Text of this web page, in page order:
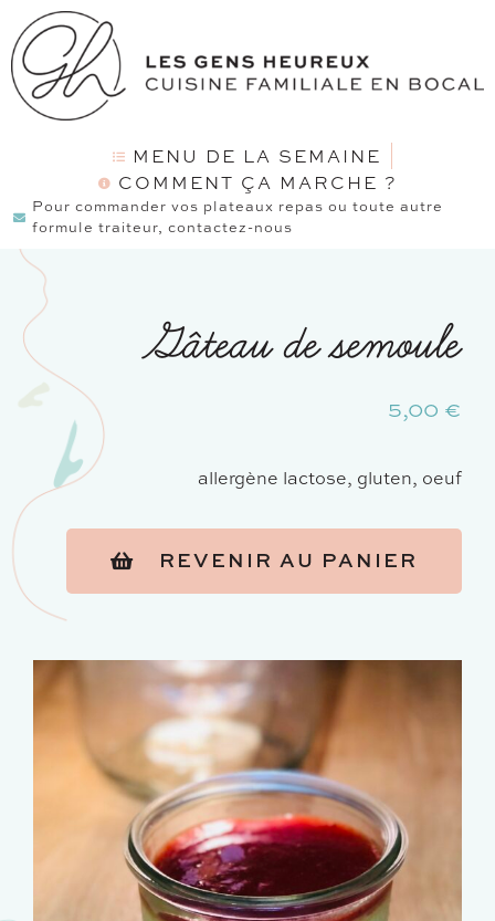
MENU DE LA SEMAINE
COMMENT ÇA MARCHE ?
Pour commander vos plateaux repas ou toute autre
formule traiteur, contactez-nous
Gâteau de semoule
5,00 €
allergène lactose, gluten, oeuf
REVENIR AU PANIER